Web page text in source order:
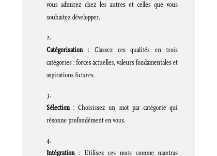
vous admirez chez les autres et celles que vous
souhaitez développer.
Catégorisation: Classez ces qualités en trois
catégories : forces actuelles, valeurs fondamentales et
aspirations futures.
Sélection:Choisissez un mot par catégorie qui
résonne profondément en vous.
Intégration: Utilisez ces mots comme mantras